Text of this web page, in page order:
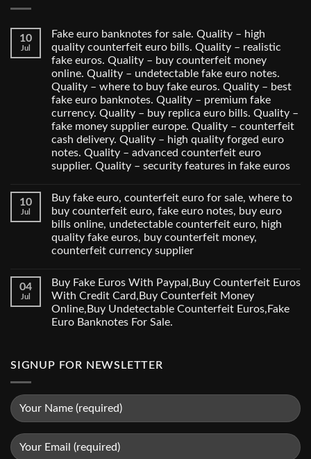
10
Jul
Fake euro banknotes for sale. Quality – high
quality counterfeit euro bills. Quality – realistic
fake euros. Quality – buy counterfeit money
online. Quality – undetectable fake euro notes.
Quality – where to buy fake euros. Quality – best
fake euro banknotes. Quality – premium fake
currency. Quality – buy replica euro bills. Quality –
fake money supplier europe. Quality – counterfeit
cash delivery. Quality – high quality forged euro
notes. Quality – advanced counterfeit euro
supplier. Quality – security features in fake euros
10
Jul
Buy fake euro, counterfeit euro for sale, where to
buy counterfeit euro, fake euro notes, buy euro
bills online, undetectable counterfeit euro, high
quality fake euros, buy counterfeit money,
counterfeit currency supplier
04
Jul
Buy Fake Euros With Paypal,Buy Counterfeit Euros
With Credit Card,Buy Counterfeit Money
Online,Buy Undetectable Counterfeit Euros,Fake
Euro Banknotes For Sale.
SIGNUP FOR NEWSLETTER